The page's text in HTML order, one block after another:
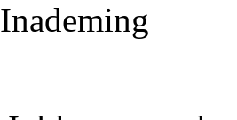
Inademing